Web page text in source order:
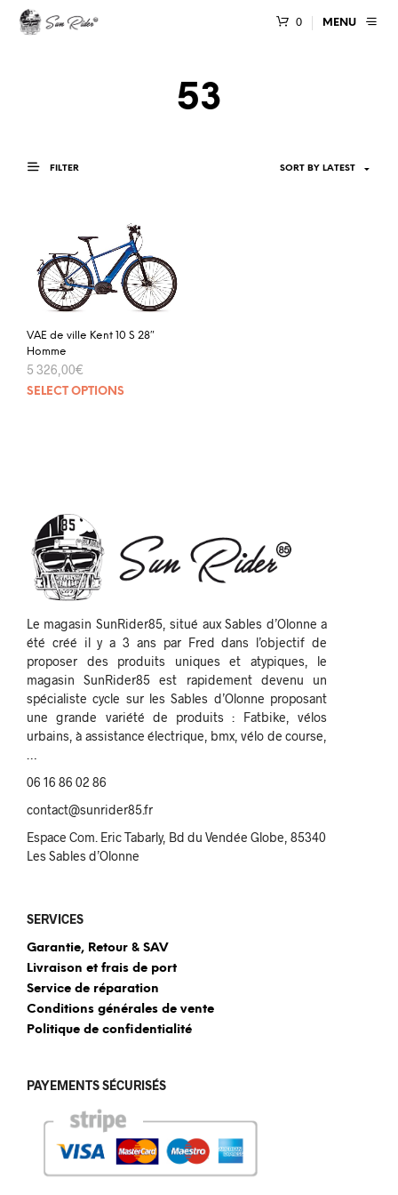
0 MENU
53
FILTER
VAE de ville Kent 10 S 28″
Homme
5 326,00€
SELECT OPTIONS
Le magasin SunRider85, situé aux Sables d’Olonne a
été créé il y a 3 ans par Fred dans l’objectif de
proposer des produits uniques et atypiques, le
magasin SunRider85 est rapidement devenu un
spécialiste cycle sur les Sables d’Olonne proposant
une grande variété de produits : Fatbike, vélos
urbains, à assistance électrique, bmx, vélo de course,
06 16 86 02 86
contact@sunrider85.fr
Espace Com. Eric Tabarly, Bd du Vendée Globe, 85340
Les Sables d’Olonne
SERVICES
Garantie, Retour & SAV
Livraison et frais de port
Service de réparation
Conditions générales de vente
Politique de confidentialité
PAYEMENTS SÉCURISÉS